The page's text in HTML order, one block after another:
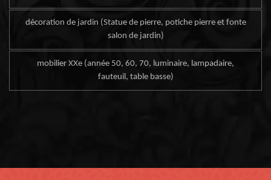
décoration de jardin (Statue de pierre, potiche pierre et fonte
salon de jardin)
mobilier XXe (année 50, 60, 70, luminaire, lampadaire,
fauteuil, table basse)